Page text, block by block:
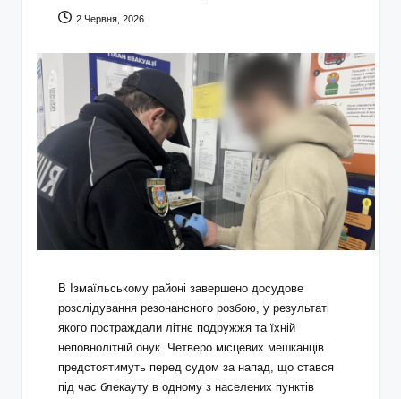
2 Червня, 2026
В Ізмаїльському районі завершено досудове
розслідування резонансного розбою, у результаті
якого постраждали літнє подружжя та їхній
неповнолітній онук. Четверо місцевих мешканців
предстоятимуть перед судом за напад, що стався
під час блекауту в одному з населених пунктів